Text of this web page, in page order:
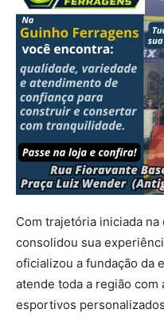
Com trajetória iniciada na
consolidou sua
oficializou a fundação da
atende toda a região
esportivos